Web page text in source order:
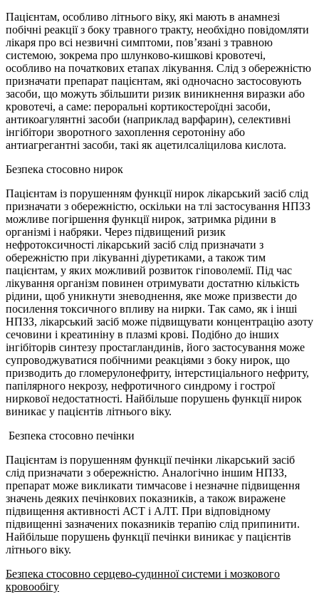
Пацієнтам, особливо літнього віку, які мають в анамнезі
побічні реакції з боку травного тракту, необхідно повідомляти
лікаря про всі незвичні симптоми, пов’язані з травною
системою, зокрема про шлунково-кишкові кровотечі,
особливо на початкових етапах лікування. Слід з обережністю
призначати препарат пацієнтам, які одночасно застосовують
засоби, що можуть збільшити ризик виникнення виразки або
кровотечі, а саме: пероральні кортикостероїдні засоби,
антикоагулянтні засоби (наприклад варфарин), селективні
інгібітори зворотного захоплення серотоніну або
антиагрегантні засоби, такі як ацетилсаліцилова кислота.
Безпека стосовно нирок
Пацієнтам із порушенням функції нирок лікарський засіб слід
призначати з обережністю, оскільки на тлі застосування НПЗЗ
можливе погіршення функції нирок, затримка рідини в
організмі і набряки. Через підвищений ризик
нефротоксичності лікарський засіб слід призначати з
обережністю при лікуванні діуретиками, а також тим
пацієнтам, у яких можливий розвиток гіповолемії. Під час
лікування організм повинен отримувати достатню кількість
рідини, щоб уникнути зневоднення, яке може призвести до
посилення токсичного впливу на нирки. Так само, як і інші
НПЗЗ, лікарський засіб може підвищувати концентрацію азоту
сечовини і креатиніну в плазмі крові. Подібно до інших
інгібіторів синтезу простагландинів, його застосування може
супроводжуватися побічними реакціями з боку нирок, що
призводить до гломерулонефриту, інтерстиціального нефриту,
папілярного некрозу, нефротичного синдрому і гострої
ниркової недостатності. Найбільше порушень функції нирок
виникає у пацієнтів літнього віку.
Безпека стосовно печінки
Пацієнтам із порушенням функції печінки лікарський засіб
слід призначати з обережністю. Аналогічно іншим НПЗЗ,
препарат може викликати тимчасове і незначне підвищення
значень деяких печінкових показників, а також виражене
підвищення активності АСТ і АЛТ. При відповідному
підвищенні зазначених показників терапію слід припинити.
Найбільше порушень функції печінки виникає у пацієнтів
літнього віку.
Безпека стосовно серцево-судинної системи і мозкового
кровообігу